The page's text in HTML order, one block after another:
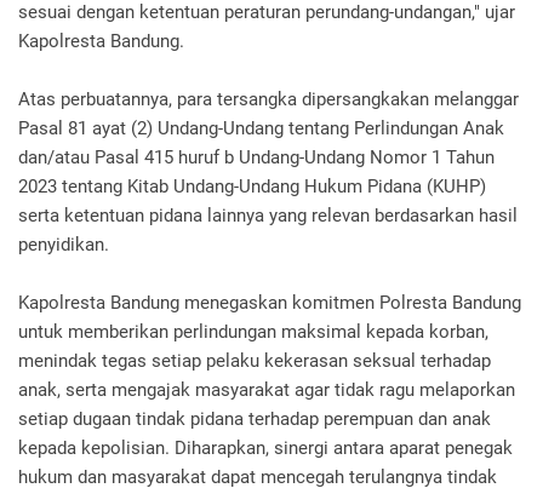
sesuai dengan ketentuan peraturan perundang-undangan," ujar
Kapolresta Bandung.
Atas perbuatannya, para tersangka dipersangkakan melanggar
Pasal 81 ayat (2) Undang-Undang tentang Perlindungan Anak
dan/atau Pasal 415 huruf b Undang-Undang Nomor 1 Tahun
2023 tentang Kitab Undang-Undang Hukum Pidana (KUHP)
serta ketentuan pidana lainnya yang relevan berdasarkan hasil
penyidikan.
Kapolresta Bandung menegaskan komitmen Polresta Bandung
untuk memberikan perlindungan maksimal kepada korban,
menindak tegas setiap pelaku kekerasan seksual terhadap
anak, serta mengajak masyarakat agar tidak ragu melaporkan
setiap dugaan tindak pidana terhadap perempuan dan anak
kepada kepolisian. Diharapkan, sinergi antara aparat penegak
hukum dan masyarakat dapat mencegah terulangnya tindak